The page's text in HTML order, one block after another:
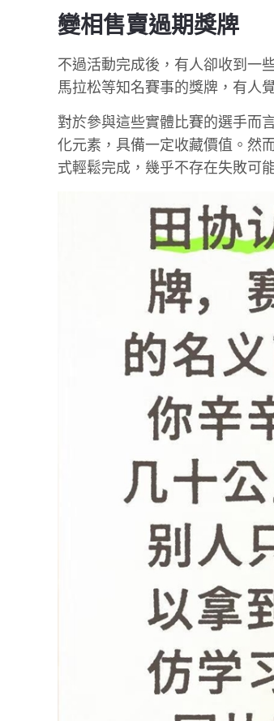
變相售賣過期獎牌
不過活動完成後，有人卻收到一
馬拉松等知名賽事的獎牌，有人
對於參與這些實體比賽的選手而
化元素，具備一定收藏價值。然
式輕鬆完成，幾乎不存在失敗可